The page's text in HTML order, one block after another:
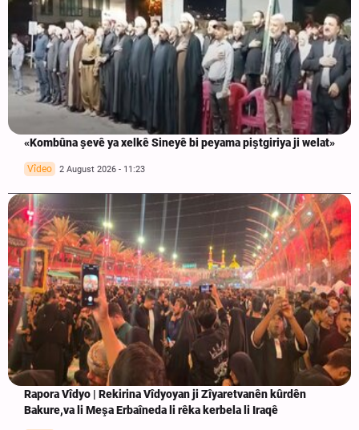
«Kombûna şevê ya xelkê Sineyê bi peyama piştgiriya ji welat»
Vîdeo 2 August 2026 - 11:23
Rapora Vîdyo | Rekirina Vîdyoyan ji Zîyaretvanên kûrdên
Bakure,va li Meşa Erbaîneda li rêka kerbela li Iraqê